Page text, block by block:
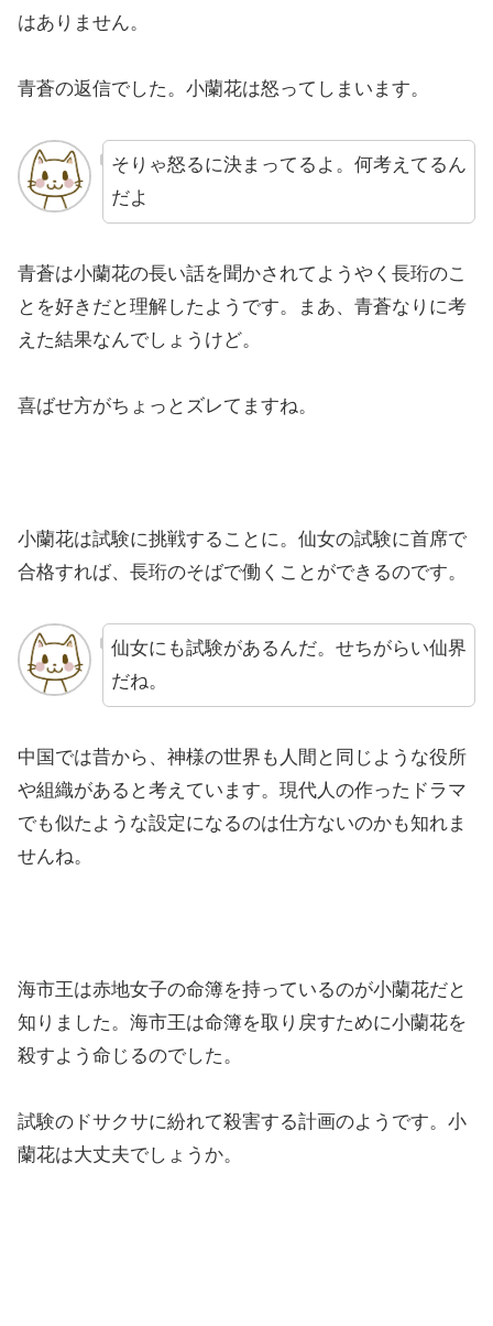
はありません。
青蒼の返信でした。小蘭花は怒ってしまいます。
そりゃ怒るに決まってるよ。何考えてるん
だよ
青蒼は小蘭花の長い話を聞かされてようやく長珩のこ
とを好きだと理解したようです。まあ、青蒼なりに考
えた結果なんでしょうけど。
喜ばせ方がちょっとズレてますね。
小蘭花は試験に挑戦することに。仙女の試験に首席で
合格すれば、長珩のそばで働くことができるのです。
仙女にも試験があるんだ。せちがらい仙界
だね。
中国では昔から、神様の世界も人間と同じような役所
や組織があると考えています。現代人の作ったドラマ
でも似たような設定になるのは仕方ないのかも知れま
せんね。
海市王は赤地女子の命簿を持っているのが小蘭花だと
知りました。海市王は命簿を取り戻すために小蘭花を
殺すよう命じるのでした。
試験のドサクサに紛れて殺害する計画のようです。小
蘭花は大丈夫でしょうか。